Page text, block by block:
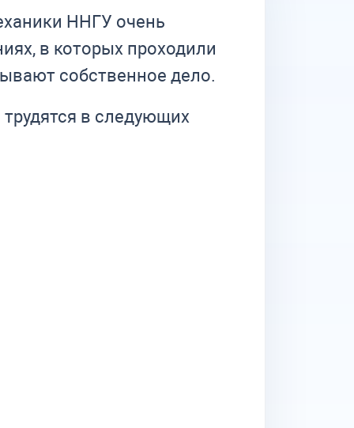
ННГУ очень
в которых проходили
собственное дело.
в следующих